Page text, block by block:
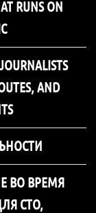
RUNS ON
AND
ВО ВРЕМЯ
СТО,